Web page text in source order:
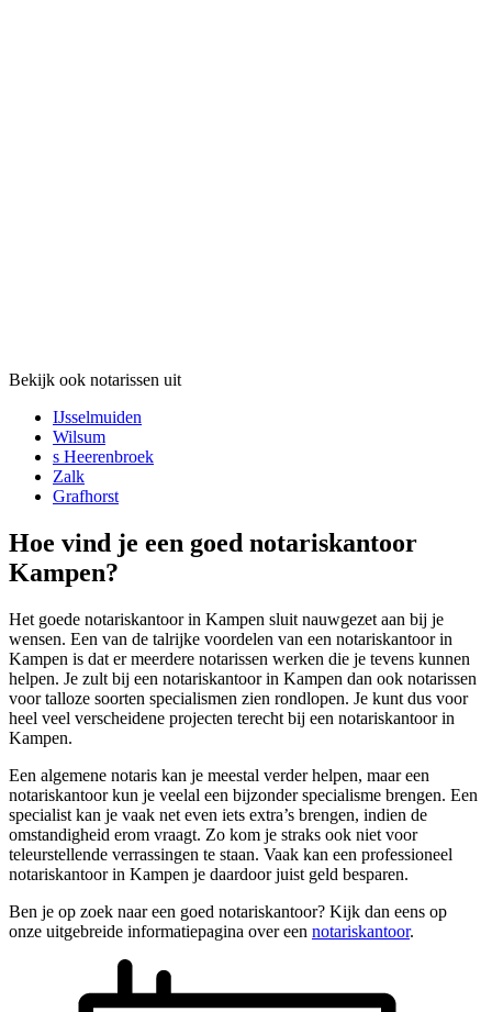
Bekijk ook notarissen uit
IJsselmuiden
Wilsum
s Heerenbroek
Zalk
Grafhorst
Hoe vind je een goed notariskantoor
Kampen?
Het goede notariskantoor in Kampen sluit nauwgezet aan bij je
wensen. Een van de talrijke voordelen van een notariskantoor in
Kampen is dat er meerdere notarissen werken die je tevens kunnen
helpen. Je zult bij een notariskantoor in Kampen dan ook notarissen
voor talloze soorten specialismen zien rondlopen. Je kunt dus voor
heel veel verscheidene projecten terecht bij een notariskantoor in
Kampen.
Een algemene notaris kan je meestal verder helpen, maar een
notariskantoor kun je veelal een bijzonder specialisme brengen. Een
specialist kan je vaak net even iets extra’s brengen, indien de
omstandigheid erom vraagt. Zo kom je straks ook niet voor
teleurstellende verrassingen te staan. Vaak kan een professioneel
notariskantoor in Kampen je daardoor juist geld besparen.
Ben je op zoek naar een goed notariskantoor? Kijk dan eens op
onze uitgebreide informatiepagina over een notariskantoor.